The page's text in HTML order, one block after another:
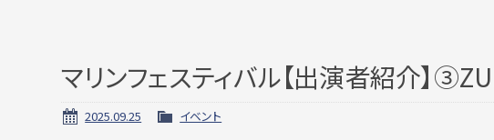
マリンフェスティバル【出演者紹介】
2025.09.25 イベント